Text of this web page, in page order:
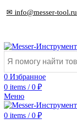
✉ info@messer-tool.ru
0 Избранное
0 items / 0 ₽
Меню
0 items / 0 ₽